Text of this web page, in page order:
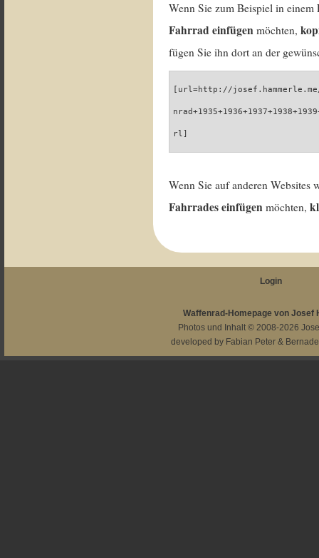
Wenn Sie zum Beispiel in
Fahrrad einfügen möchten,
fügen Sie ihn dort an der
[url=http://josef.hammerle.me/
rl]
Wenn Sie auf anderen
Fahrrades einfügen möchten,
Login
Waffenrad-Homepage von Josef
Photos und Inhalt © 2008-2026
developed by Fabian Peter &